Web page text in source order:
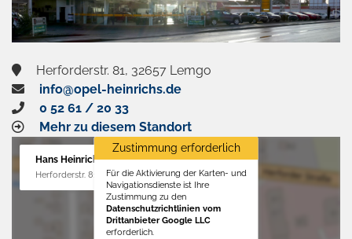
Herforderstr. 81, 32657 Lemgo
info@opel-heinrichs.de
0 52 61 / 20 33
Mehr zu diesem Standort
Hans Heinrichs GmbH
Herforderstr. 81, 32657 Lemgo
Zustimmung erforderlich
Für die Aktivierung der Karten- und
Navigationsdienste ist Ihre
Zustimmung zu den
Datenschutzrichtlinien vom
Drittanbieter Google LLC
erforderlich.